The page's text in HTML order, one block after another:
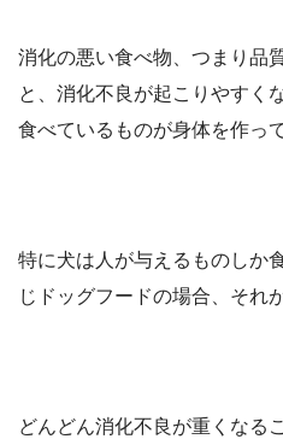
消化の悪い食べ物、つまり品
と、消化不良が起こりやすく
食べているものが身体を作っ
特に犬は人が与えるものしか
じドッグフードの場合、それ
どんどん消化不良が重くなる